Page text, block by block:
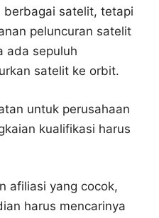
satelit, tetapi
peluncuran satelit
ada sepuluh
satelit ke orbit.
untuk perusahaan
kualifikasi harus
afiliasi yang cocok,
harus mencarinya